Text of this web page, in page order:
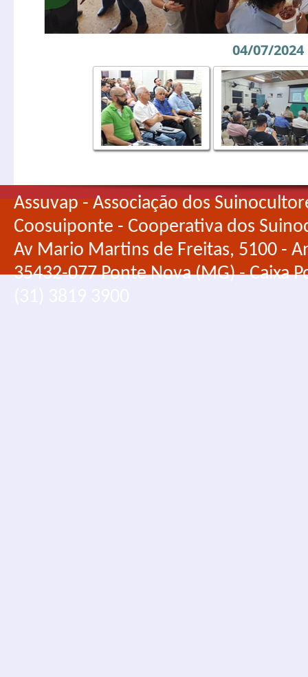
04/07/2024
Assuvap - Associação dos
Coosuiponte - Cooperativa dos
Av Mario Martins de Freitas, 5100 -
35432-077 Ponte Nova (MG) - Caixa